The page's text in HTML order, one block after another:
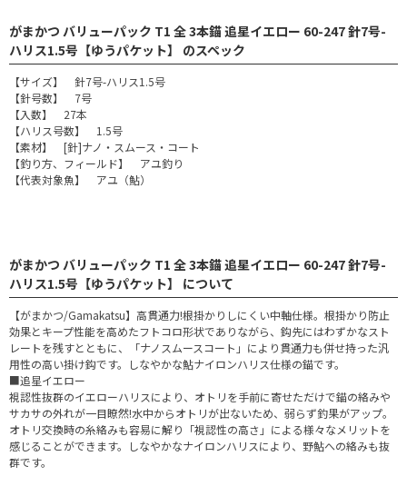
がまかつ バリューパック T1 全 3本錨 追星イエロー 60-247 針7号-
ハリス1.5号【ゆうパケット】 のスペック
【サイズ】 針7号-ハリス1.5号
【針号数】 7号
【入数】 27本
【ハリス号数】 1.5号
【素材】 [針]ナノ・スムース・コート
【釣り方、フィールド】 アユ釣り
【代表対象魚】 アユ（鮎）
がまかつ バリューパック T1 全 3本錨 追星イエロー 60-247 針7号-
ハリス1.5号【ゆうパケット】 について
【がまかつ/Gamakatsu】高貫通力!根掛かりしにくい中軸仕様。根掛かり防止
効果とキープ性能を高めたフトコロ形状でありながら、鈎先にはわずかなスト
レートを残すとともに、「ナノスムースコート」により貫通力も併せ持った汎
用性の高い掛け鈎です。しなやかな鮎ナイロンハリス仕様の錨です。
■追星イエロー
視認性抜群のイエローハリスにより、オトリを手前に寄せただけで錨の絡みや
サカサの外れが一目瞭然!水中からオトリが出ないため、弱らず釣果がアップ。
オトリ交換時の糸絡みも容易に解り「視認性の高さ」による様々なメリットを
感じることができます。しなやかなナイロンハリスにより、野鮎への絡みも抜
群です。